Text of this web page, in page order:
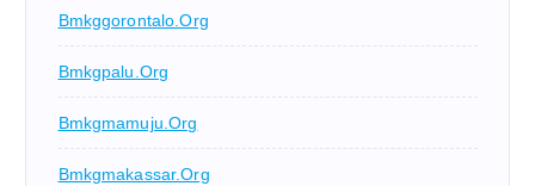
Bmkggorontalo.org
Bmkgpalu.org
Bmkgmamuju.org
Bmkgmakassar.org